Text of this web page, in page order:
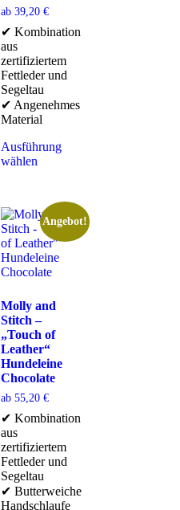
ab 39,20 €
✔ Kombination
aus
zertifiziertem
Fettleder und
Segeltau
✔ Angenehmes
Material
Ausführung
wählen
Angebot!
Molly and
Stitch –
„Touch of
Leather“
Hundeleine
Chocolate
ab 55,20 €
✔ Kombination
aus
zertifiziertem
Fettleder und
Segeltau
✔ Butterweiche
Handschlaufe